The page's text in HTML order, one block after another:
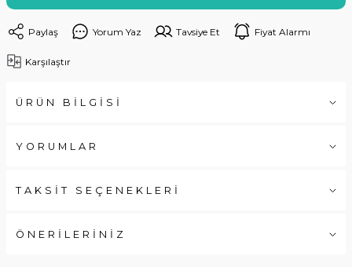
Paylaş Yorum Yaz Tavsiye Et Fiyat Alarmı
Karşılaştır
ÜRÜN BİLGİSİ
YORUMLAR
TAKSİT SEÇENEKLERİ
ÖNERİLERİNİZ